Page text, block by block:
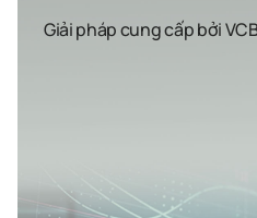
Giải pháp cung cấp bởi